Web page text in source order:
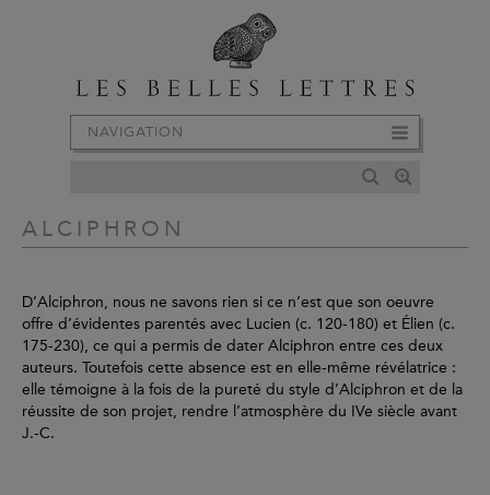
NAVIGATION
ALCIPHRON
D’Alciphron, nous ne savons rien si ce n’est que son oeuvre
offre d’évidentes parentés avec Lucien (c. 120-180) et Élien (c.
175-230), ce qui a permis de dater Alciphron entre ces deux
auteurs. Toutefois cette absence est en elle-même révélatrice :
elle témoigne à la fois de la pureté du style d’Alciphron et de la
réussite de son projet, rendre l’atmosphère du IVe siècle avant
J.-C.